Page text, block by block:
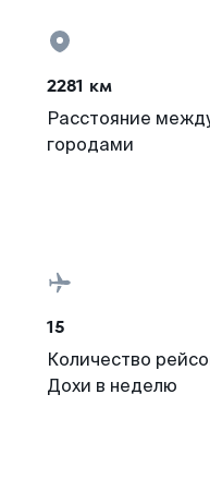
2281 км
Расстояние
городами
15
Количество
Дохи в неделю